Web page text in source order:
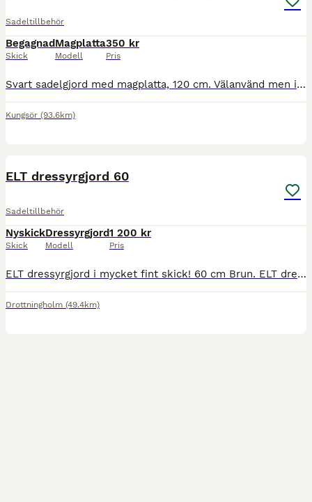
Sadeltillbehör
Begagnad
Skick
Magplatta
Modell
350 kr
Pris
Svart sadelgjord med magplatta, 120 cm. Välanvänd men i fint skick. Säljer eftersom att den inte längre kommer till användning.
Kungsör (93.6km)
ELT dressyrgjord 60
Sadeltillbehör
Nyskick
Skick
Dressyrgjord
Modell
1 200 kr
Pris
ELT dressyrgjord i mycket fint skick! 60 cm Brun. ELT dressyrgjord i mycket fint skick! 60 cm Brun.
Drottningholm (49.4km)